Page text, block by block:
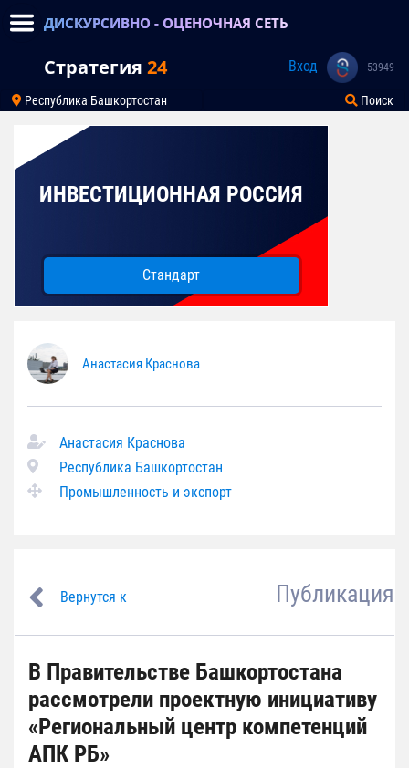
ДИСКУРСИВНО - ОЦЕНОЧНАЯ СЕТЬ
Стратегия 24 Вход 53949
Республика Башкортостан Поиск
ИНВЕСТИЦИОННАЯ РОССИЯ
Стандарт
Анастасия Краснова
Анастасия Краснова
Республика Башкортостан
Промышленность и экспорт
Вернутся к Публикация
В Правительстве Башкортостана
рассмотрели проектную инициативу
«Региональный центр компетенций
АПК РБ»